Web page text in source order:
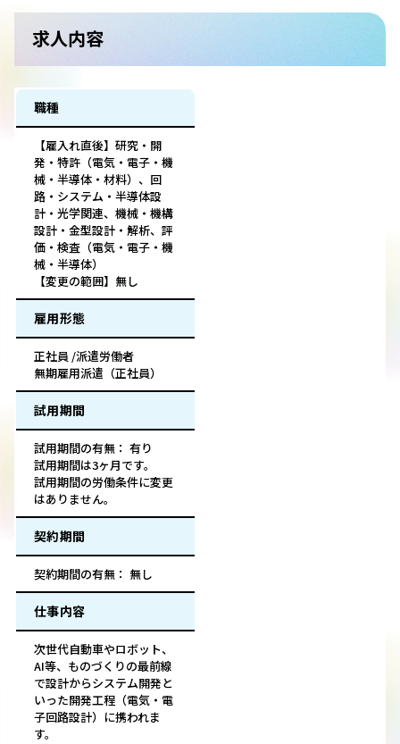
求人内容
職種
【雇入れ直後】研究・開
発・特許（電気・電子・機
械・半導体・材料）、回
路・システム・半導体設
計・光学関連、機械・機構
設計・金型設計・解析、評
価・検査（電気・電子・機
械・半導体）
【変更の範囲】無し
雇用形態
正社員 /派遣労働者
無期雇用派遣（正社員）
試用期間
試用期間の有無： 有り
試用期間は3ヶ月です。
試用期間の労働条件に変更
はありません。
契約期間
契約期間の有無： 無し
仕事内容
次世代自動車やロボット、
AI等、ものづくりの最前線
で設計からシステム開発と
いった開発工程（電気・電
子回路設計）に携われま
す。